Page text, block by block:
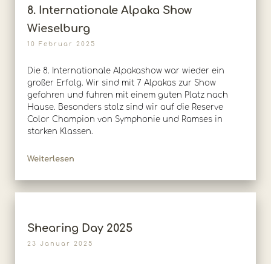
8. Internationale Alpaka Show
Wieselburg
10 Februar 2025
Die 8. Internationale Alpakashow war wieder ein
großer Erfolg. Wir sind mit 7 Alpakas zur Show
gefahren und fuhren mit einem guten Platz nach
Hause. Besonders stolz sind wir auf die Reserve
Color Champion von Symphonie und Ramses in
starken Klassen.
Weiterlesen
Shearing Day 2025
23 Januar 2025